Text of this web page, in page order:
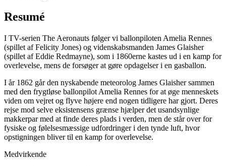
Resumé
I TV-serien The Aeronauts følger vi ballonpiloten Amelia Rennes
(spillet af Felicity Jones) og videnskabsmanden James Glaisher
(spillet af Eddie Redmayne), som i 1860erne kastes ud i en kamp for
overlevelse, mens de forsøger at gøre opdagelser i en gasballon.
I år 1862 går den nyskabende meteorolog James Glaisher sammen
med den frygtløse ballonpilot Amelia Rennes for at øge menneskets
viden om vejret og flyve højere end nogen tidligere har gjort. Deres
rejse mod selve eksistensens grænse hjælper det usandsynlige
makkerpar med at finde deres plads i verden, men de står over for
fysiske og følelsesmæssige udfordringer i den tynde luft, hvor
opstigningen bliver til en kamp for overlevelse.
Medvirkende